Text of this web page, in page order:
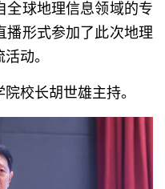
全球地理信息领域的专
播形式参加了此次地理
动。
校长胡世雄主持。